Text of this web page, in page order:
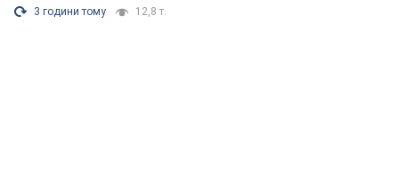
3 години тому 12,8 т.